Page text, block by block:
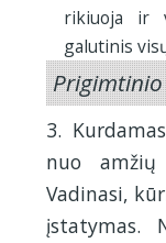
rikiuoja ir
galutinis
3.
nuo
Vadinasi,
įstatymas.